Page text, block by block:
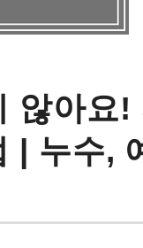
않아요!
| 누수,